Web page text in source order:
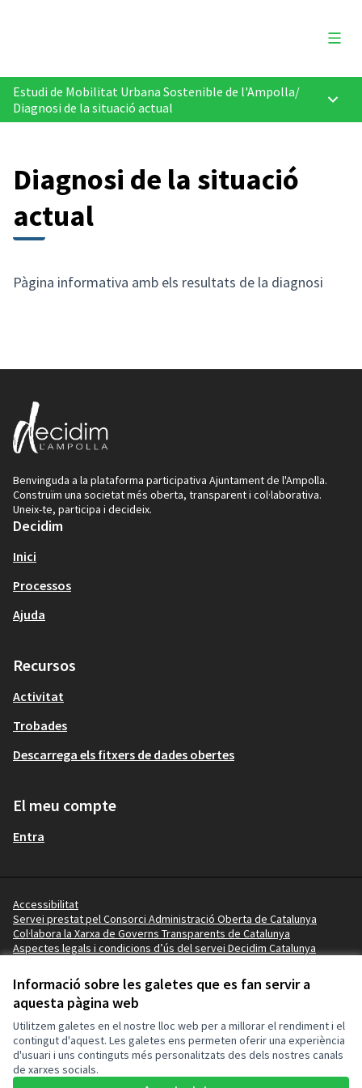
Informació sobre les galetes que es fan servir a
aquesta pàgina web
Utilitzem galetes en el nostre lloc web per a millorar el rendiment i el
contingut d'aquest. Les galetes ens permeten oferir una experiència
d'usuari i uns continguts més personalitzats des dels nostres canals
de xarxes socials.
Estudi de Mobilitat Urbana Sostenible de l'Ampolla/
Diagnosi de la situació actual
Diagnosi de la situació
actual
Pàgina informativa amb els resultats de la diagnosi
Benvinguda a la plataforma participativa Ajuntament de l'Ampolla.
Construïm una societat més oberta, transparent i col·laborativa.
Uneix-te, participa i decideix.
Decidim
Inici
Processos
Ajuda
Recursos
Activitat
Trobades
Descarrega els fitxers de dades obertes
El meu compte
Entra
Accessibilitat
Servei prestat pel Consorci Administració Oberta de Catalunya
Col·labora la Xarxa de Governs Transparents de Catalunya
Aspectes legals i condicions d’ús del servei Decidim Catalunya
Termes i condicions
Configuració de les galetes
Ajuntament de l'Ampolla a X
(Enllaç extern)
Ajuntament de l'Ampolla a Facebook
(Enllaç extern)
Ajuntament de l'Ampolla a Instagram
(Enllaç extern)
Ajuntament de l'Ampolla a YouTube
(Enllaç extern)
Ajuntament de l'Ampolla a GitHub
(Enllaç extern)
Amb
(Enllaç